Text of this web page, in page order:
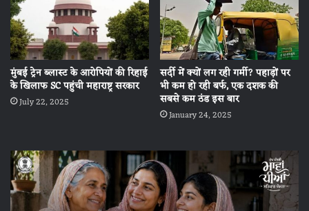
मुंबई ट्रेन ब्लास्ट के आरोपियों की रिहाई
के खिलाफ SC पहुंची महाराष्ट्र सरकार
July 22, 2025
सर्दी में क्यों लग रही गर्मी? पहाड़ों पर
भी कम हो रही बर्फ, एक दशक की
सबसे कम ठंड इस बार
January 24, 2025